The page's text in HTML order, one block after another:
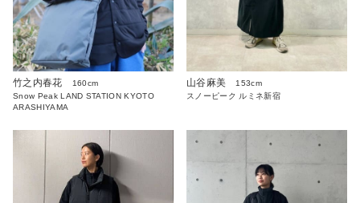
竹之内春花
160cm
Snow Peak LAND STATION KYOTO
ARASHIYAMA
山谷麻美
153cm
スノーピーク ルミネ新宿